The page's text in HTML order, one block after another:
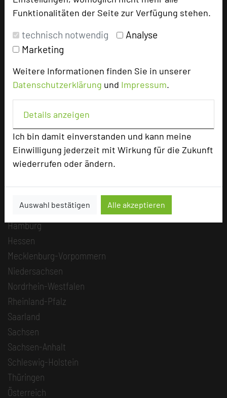
Funktionalitäten der Seite zur Verfügung stehen.
technisch notwendig
Analyse
Marketing
Weitere Informationen finden Sie in unserer
Datenschutzerklärung und Impressum.
Details anzeigen
Ich bin damit einverstanden und kann meine
Einwilligung jederzeit mit Wirkung für die Zukunft
wiederrufen oder ändern.
Auswahl bestätigen Alle akzeptieren
Alle Informationen
Bewerbung zur Neuaufnahme
Top 250 Germany Inside
MICE Start
Login
Alle Informationen
Beliebte Suchlisten
Baden-Württemberg
Bayern
Bremen
Hamburg
Hessen
Mecklenburg-Vorpommern
Niedersachsen
Nordrhein-Westfalen
Rheinland-Pfalz
Saarland
Sachsen
Sachsen-Anhalt
Schleswig-Holstein
Thüringen
Österreich